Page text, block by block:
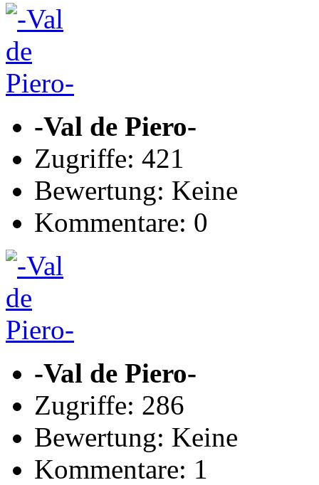
-Val de Piero-
Zugriffe: 421
Bewertung: Keine
Kommentare: 0
-Val de Piero-
Zugriffe: 286
Bewertung: Keine
Kommentare: 1